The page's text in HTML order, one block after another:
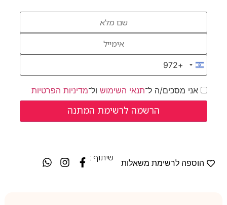
Israel +972
+972
אני מסכים/ה ל־תנאי השימושול־מדיניות הפרטיות
הוספה לרשימת משאלות
שיתוף :